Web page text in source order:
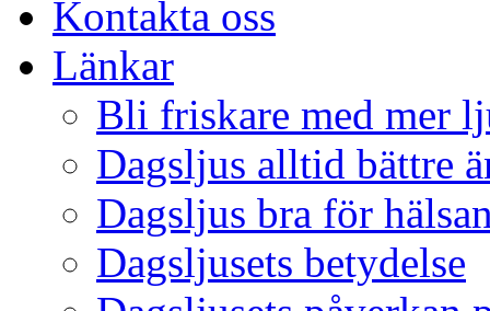
Kontakta oss
Länkar
Bli friskare med mer
Dagsljus alltid bättre
Dagsljus bra för
Dagsljusets betydelse